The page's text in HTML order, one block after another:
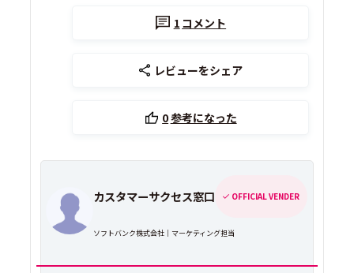
1 コメント
レビューをシェア
0参考になった
カスタマーサクセス窓口 OFFICIAL VENDER
ソフトバンク株式会社｜マーケティング担当